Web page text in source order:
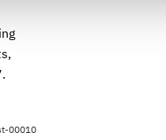
00010